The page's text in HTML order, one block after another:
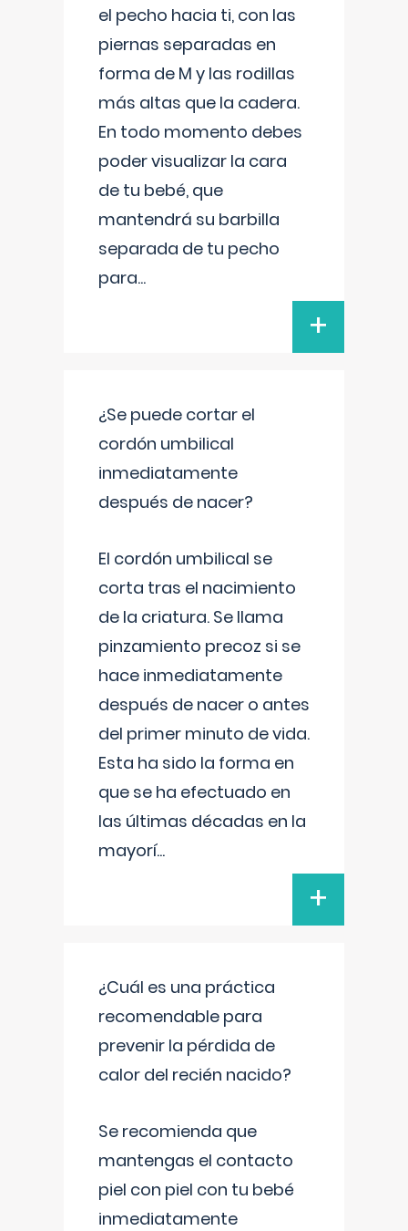
el pecho hacia ti, con las
piernas separadas en
forma de M y las rodillas
más altas que la cadera.
En todo momento debes
poder visualizar la cara
de tu bebé, que
mantendrá su barbilla
separada de tu pecho
para...
+
¿Se puede cortar el
cordón umbilical
inmediatamente
después de nacer?
El cordón umbilical se
corta tras el nacimiento
de la criatura. Se llama
pinzamiento precoz si se
hace inmediatamente
después de nacer o antes
del primer minuto de vida.
Esta ha sido la forma en
que se ha efectuado en
las últimas décadas en la
mayorí...
+
¿Cuál es una práctica
recomendable para
prevenir la pérdida de
calor del recién nacido?
Se recomienda que
mantengas el contacto
piel con piel con tu bebé
inmediatamente